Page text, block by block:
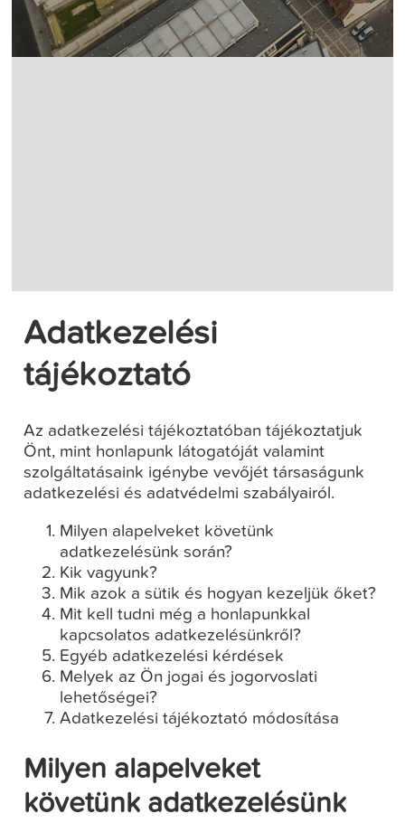
Adatkezelési
tájékoztató
Az adatkezelési tájékoztatóban tájékoztatjuk
Önt, mint honlapunk látogatóját valamint
szolgáltatásaink igénybe vevőjét társaságunk
adatkezelési és adatvédelmi szabályairól.
Milyen alapelveket követünk
adatkezelésünk során?
Kik vagyunk?
Mik azok a sütik és hogyan kezeljük őket?
Mit kell tudni még a honlapunkkal
kapcsolatos adatkezelésünkről?
Egyéb adatkezelési kérdések
Melyek az Ön jogai és jogorvoslati
lehetőségei?
Adatkezelési tájékoztató módosítása
Milyen alapelveket
követünk adatkezelésünk